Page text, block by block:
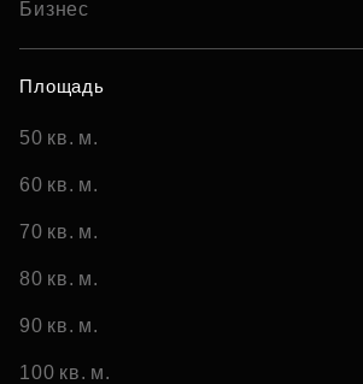
Бизнес
Площадь
50 кв. м.
60 кв. м.
70 кв. м.
80 кв. м.
90 кв. м.
100 кв. м.